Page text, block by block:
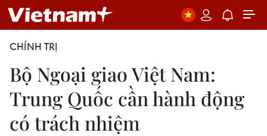
CHÍNH TRỊ
Bộ Ngoại giao Việt Nam:
Trung Quốc cần hành động
có trách nhiệm